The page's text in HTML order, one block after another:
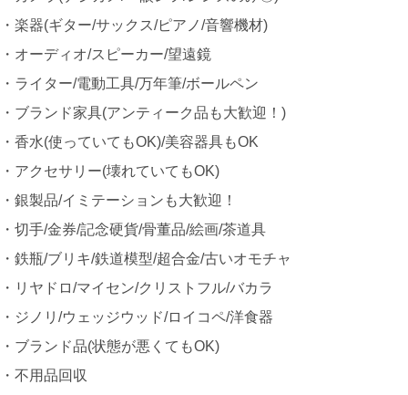
・楽器(ギター/サックス/ピアノ/音響機材)
・オーディオ/スピーカー/望遠鏡
・ライター/電動工具/万年筆/ボールペン
・ブランド家具(アンティーク品も大歓迎！)
・香水(使っていてもOK)/美容器具もOK
・アクセサリー(壊れていてもOK)
・銀製品/イミテーションも大歓迎！
・切手/金券/記念硬貨/骨董品/絵画/茶道具
・鉄瓶/ブリキ/鉄道模型/超合金/古いオモチャ
・リヤドロ/マイセン/クリストフル/バカラ
・ジノリ/ウェッジウッド/ロイコペ/洋食器
・ブランド品(状態が悪くてもOK)
・不用品回収